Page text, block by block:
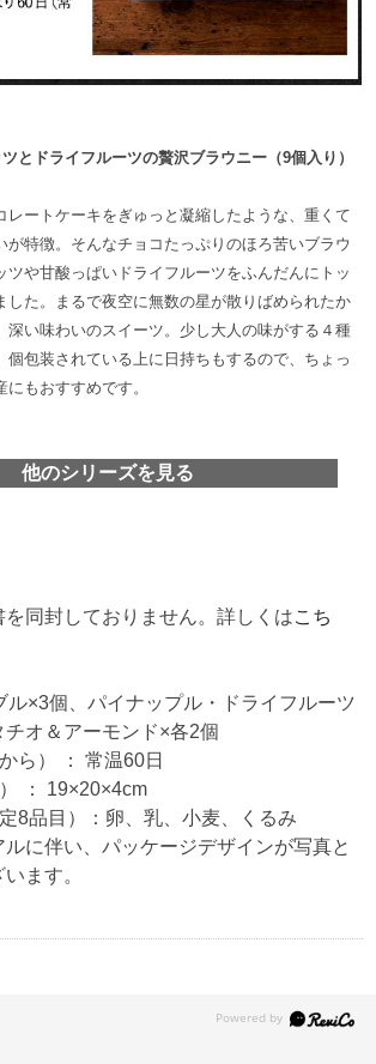
とドライフルーツの贅沢ブラウニー（9個入り）
レートケーキをぎゅっと凝縮したような、重くて
が特徴。そんなチョコたっぷりのほろ苦いブラウ
ツや甘酸っぱいドライフルーツをふんだんにトッ
した。まるで夜空に無数の星が散りばめられたか
深い味わいのスイーツ。少し大人の味がする４種
個包装されている上に日持ちもするので、ちょっ
もおすすめです。
他のシリーズを見る
を同封しておりません。詳しくはこち
ル×3個、パイナップル・ドライフルーツ
チオ＆アーモンド×各2個
ら） ： 常温60日
： 19×20×4cm
8品目）：卵、乳、小麦、くるみ
に伴い、パッケージデザインが写真と
ます。